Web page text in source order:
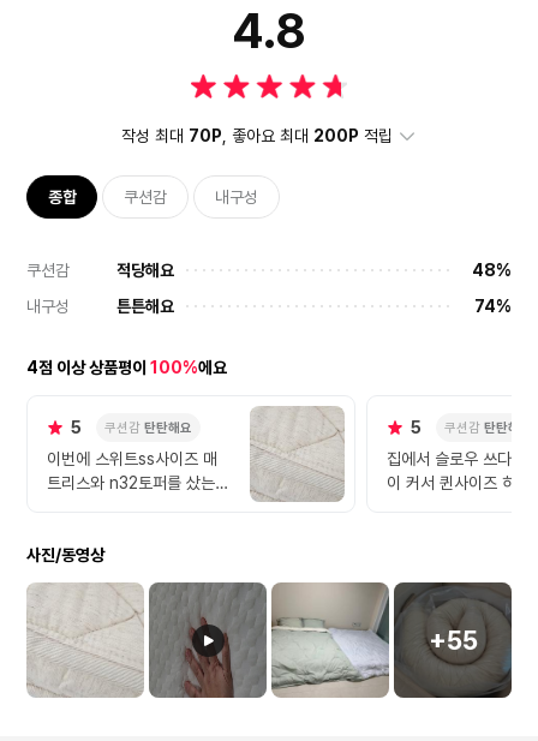
4.8
작성 최대 70P , 좋아요 최대 200P 적립
종합 쿠션감 내구성
쿠션감 적당해요
48%
내구성
튼튼해요 74%
4점 이상 상품평이 100%에요
5 쿠션감 탄탄해요
이번에 스위트ss사이즈 매
트리스와 n32토퍼를 샀는데
스위트는 진짜 하드합니다ㅎ
ㅎ 허리 아프신 분에게는 진
짜 좋을 것 같아요. 성장기에
는 단단한게 좋다지만 아이
가 원한다면 토퍼를 추가 구
매해서 깔아줄까 싶어요. N
32는 부드럽고 탱탱하게 몸
5 쿠션감 탄탄해요
집에서 슬로우 쓰다가
이 커서 퀸사이즈 하나
잠잤어요~ 슬로우는
지만 시몬스는 탄탄하
~ 둘다 잘 받쳐주는데
스는 탄탄하면서 꿀잠
되는게 신기합니다. 이
용했는데 만족입니다.
사진/동영상
+55